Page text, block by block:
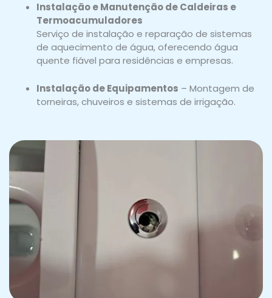
Instalação e Manutenção de Caldeiras e
Termoacumuladores
Serviço de instalação e reparação de sistemas
de aquecimento de água, oferecendo água
quente fiável para residências e empresas.
Instalação de Equipamentos – Montagem de
torneiras, chuveiros e sistemas de irrigação.